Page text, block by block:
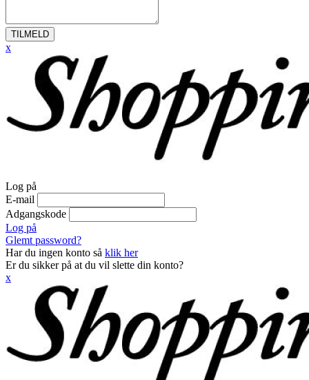
TILMELD
x
Log på
E-mail
Adgangskode
Log på
Glemt password?
Har du ingen konto så klik her
Er du sikker på at du vil slette din konto?
x